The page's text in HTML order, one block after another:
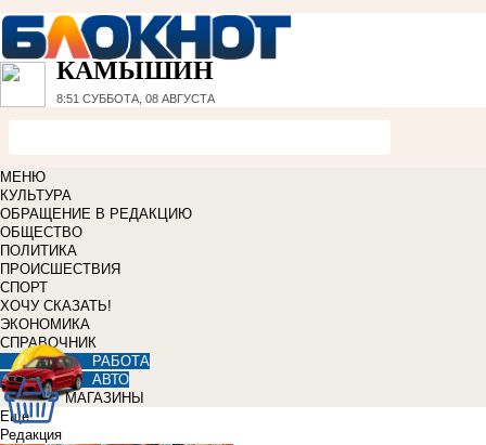
КАМЫШИН
8:51 СУББОТА, 08 АВГУСТА
МЕНЮ
КУЛЬТУРА
ОБРАЩЕНИЕ В РЕДАКЦИЮ
ОБЩЕСТВО
ПОЛИТИКА
ПРОИСШЕСТВИЯ
СПОРТ
ХОЧУ СКАЗАТЬ!
ЭКОНОМИКА
СПРАВОЧНИК
РАБОТА
АВТО
МАГАЗИНЫ
Еще
Редакция